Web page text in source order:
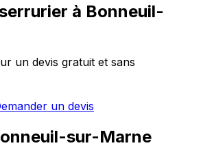
à Bonneuil-
un devis gratuit et sans
un devis
sur-Marne